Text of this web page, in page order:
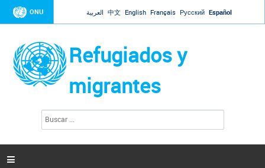
Jump to navigation
ONU العربية 中文 English Français Русский Español
Refugiados y
migrantes
s
